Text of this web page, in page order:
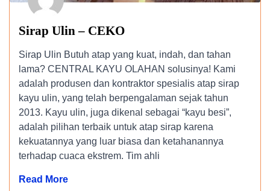
Sirap Ulin – CEKO
Sirap Ulin Butuh atap yang kuat, indah, dan tahan
lama? CENTRAL KAYU OLAHAN solusinya! Kami
adalah produsen dan kontraktor spesialis atap sirap
kayu ulin, yang telah berpengalaman sejak tahun
2013. Kayu ulin, juga dikenal sebagai “kayu besi”,
adalah pilihan terbaik untuk atap sirap karena
kekuatannya yang luar biasa dan ketahanannya
terhadap cuaca ekstrem. Tim ahli
Read More